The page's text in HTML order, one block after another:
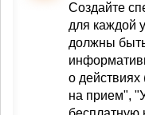
Создайте
для каждой
должны
о
на прием",